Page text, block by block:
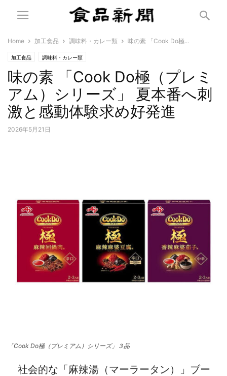
Home 加工食品 調味料・カレー類 味の素 「Cook Do極...
加工食品 調味料・カレー類
味の素 「Cook Do極（プレミ
アム）シリーズ」 夏本番へ刺
激と感動体験求め好発進
2026年5月21日
「Cook Do極（プレミアム）シリーズ」３品
社会的な「麻辣湯（マーラータン）」ブー